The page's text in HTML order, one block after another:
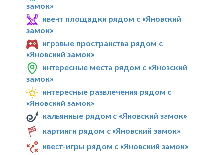
замок»
ивент площадки рядом с «Яновский
замок»
игровые пространства рядом с
«Яновский замок»
интересные места рядом с «Яновский
замок»
интересные развлечения рядом с
«Яновский замок»
кальянные рядом с «Яновский замок»
картинги рядом с «Яновский замок»
квест-игры рядом с «Яновский замок»